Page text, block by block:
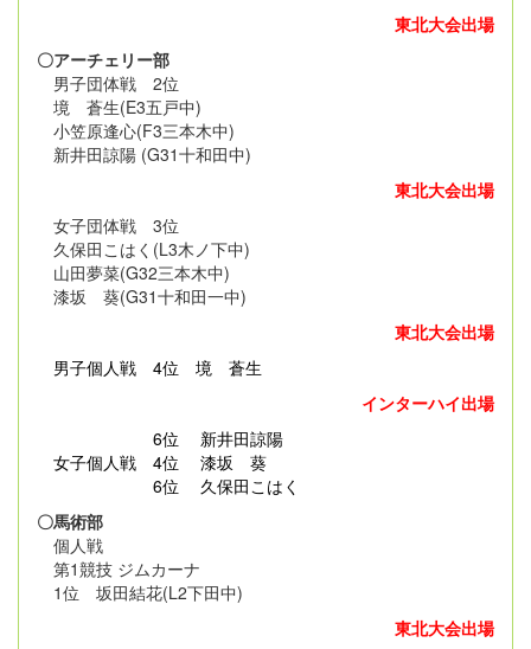
東北大会出場
〇アーチェリー部
男子団体戦 2位
境 蒼生(E3五戸中)
小笠原逢心(F3三本木中)
新井田諒陽 (G31十和田中)
東北大会出場
女子団体戦 3位
久保田こはく(L3木ノ下中)
山田夢菜(G32三本木中)
漆坂 葵(G31十和田一中)
東北大会出場
男子個人戦 4位 境 蒼生
インターハイ出場
6位 新井田諒陽
女子個人戦 4位 漆坂 葵
6位 久保田こはく
〇馬術部
個人戦
第1競技 ジムカーナ
1位 坂田結花(L2下田中)
東北大会出場